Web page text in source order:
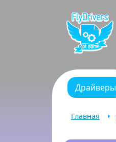
Драйверы
Главная